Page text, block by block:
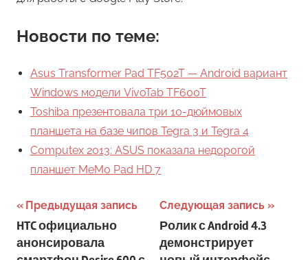
Новости по теме:
Asus Transformer Pad TF502T — Android вариант
Windows модели VivoTab TF600T
Toshiba презентовала три 10-дюймовых
планшета на базе чипов Tegra 3 и Tegra 4
Computex 2013: ASUS показала недорогой
планшет MeMo Pad HD 7
Навигация
по
Предыдущая запись
HTC официально
анонсировала
Следующая запись
Ролик с Android 4.3
демонстрирует